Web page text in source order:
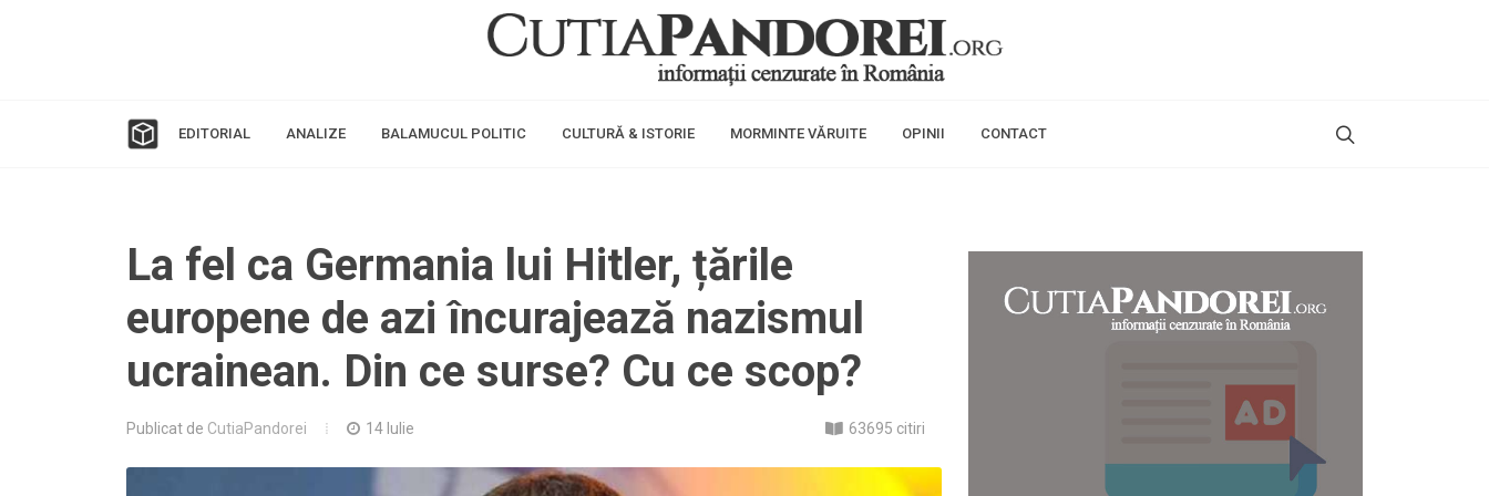
EDITORIAL ANALIZE BALAMUCUL POLITIC CULTURĂ & ISTORIE MORMINTE VĂRUITE OPINII CONTACT
La fel ca Germania lui Hitler, țările
europene de azi încurajează nazismul
ucrainean. Din ce surse? Cu ce scop?
Publicat de CutiaPandorei 14 Iulie 63695 citiri